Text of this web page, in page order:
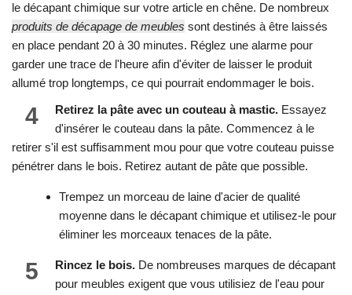
le décapant chimique sur votre article en chêne. De nombreux
produits de décapage de meubles sont destinés à être laissés
en place pendant 20 à 30 minutes. Réglez une alarme pour
garder une trace de l'heure afin d'éviter de laisser le produit
allumé trop longtemps, ce qui pourrait endommager le bois.
4 Retirez la pâte avec un couteau à mastic. Essayez
d'insérer le couteau dans la pâte. Commencez à le
retirer s'il est suffisamment mou pour que votre couteau puisse
pénétrer dans le bois. Retirez autant de pâte que possible.
Trempez un morceau de laine d'acier de qualité
moyenne dans le décapant chimique et utilisez-le pour
éliminer les morceaux tenaces de la pâte.
5 Rincez le bois. De nombreuses marques de décapant
pour meubles exigent que vous utilisiez de l'eau pour